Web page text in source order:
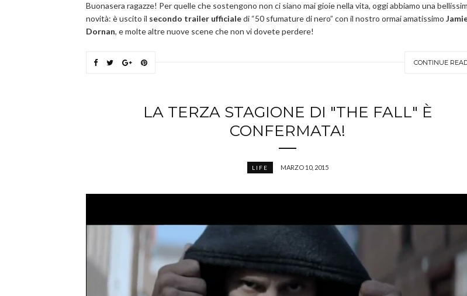
Buonasera ragazze! Per quelle che sostengono non ci siano mai gioie nella vita, oggi abbiamo una
novità: è uscito il secondo trailer ufficialedi “50 sfumature di nero” con il nostro ormai amatissimo
Dornan, e molte altre nuove scene che non vi dovete perdere!
CONTINUE
LA TERZA STAGIONE DI "THE FALL" È
CONFERMATA!
LIFE MARZO 10, 2015